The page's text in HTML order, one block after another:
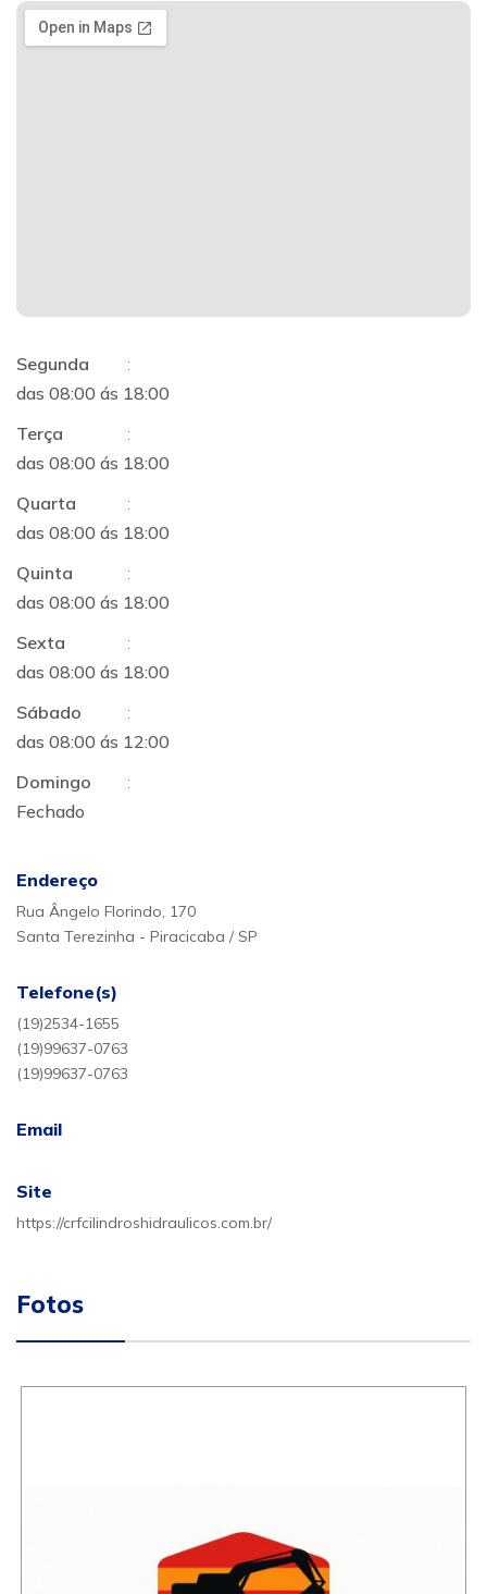
Segunda
:
das 08:00 ás 18:00
Terça
:
das 08:00 ás 18:00
Quarta
:
das 08:00 ás 18:00
Quinta
:
das 08:00 ás 18:00
Sexta
:
das 08:00 ás 18:00
Sábado
:
das 08:00 ás 12:00
Domingo
:
Fechado
Endereço
Rua Ângelo Florindo, 170
Santa Terezinha - Piracicaba / SP
Telefone(s)
(19)2534-1655
(19)99637-0763
(19)99637-0763
Email
Site
https://crfcilindroshidraulicos.com.br/
Fotos